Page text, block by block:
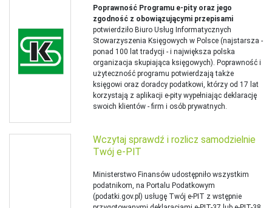
Poprawność Programu e-pity oraz jego
zgodność z obowiązującymi przepisami
potwierdziło Biuro Usług Informatycznych
Stowarzyszenia Księgowych w Polsce (najstarsza -
ponad 100 lat tradycji - i największa polska
organizacja skupiająca księgowych). Poprawność i
użyteczność programu potwierdzają także
księgowi oraz doradcy podatkowi, którzy od 17 lat
korzystają z aplikacji e-pity wypełniając deklarację
swoich klientów - firm i osób prywatnych.
Wczytaj sprawdź i rozlicz samodzielnie
Twój e-PIT
Ministerstwo Finansów udostępniło wszystkim
podatnikom, na Portalu Podatkowym
(podatki.gov.pl) usługę Twój e-PIT z wstępnie